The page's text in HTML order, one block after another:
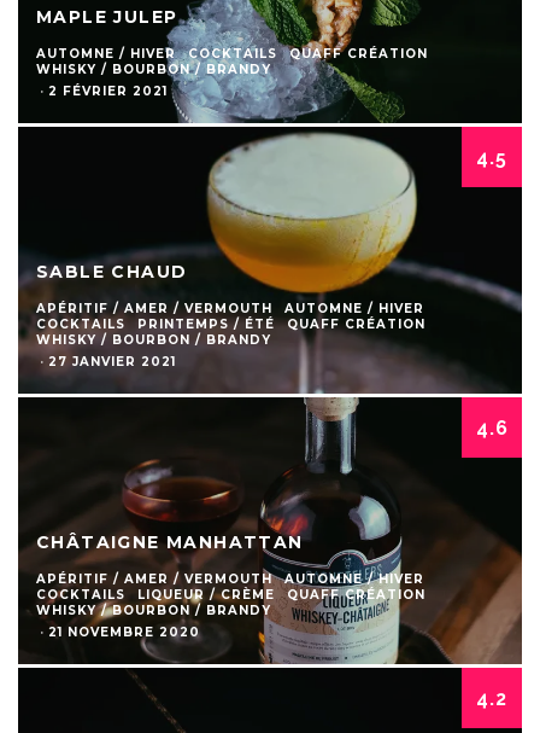
MAPLE JULEP
AUTOMNE / HIVER COCKTAILS
QUAFF CRÉATION
WHISKY / BOURBON / BRANDY
· 2 FÉVRIER 2021
4.5
SABLE CHAUD
APÉRITIF / AMER / VERMOUTH
AUTOMNE / HIVER
COCKTAILS
PRINTEMPS / ÉTÉ
QUAFF CRÉATION
WHISKY / BOURBON / BRANDY
· 27 JANVIER 2021
4.6
CHÂTAIGNE MANHATTAN
APÉRITIF / AMER / VERMOUTH
AUTOMNE / HIVER
COCKTAILS
LIQUEUR / CRÈME
QUAFF CRÉATION
WHISKY / BOURBON / BRANDY
· 21 NOVEMBRE 2020
4.2